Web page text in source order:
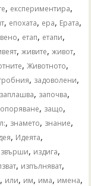
, експериментира,
, епохата, ера, Ерата,
, етап, етапи,
,живите,живот,
,Животното,
, задоволени,
заплашва, започва,
, защо,
, знамето, знание,
, Идеята,
, издига,
, изпълняват,
, или, им, има, имена,